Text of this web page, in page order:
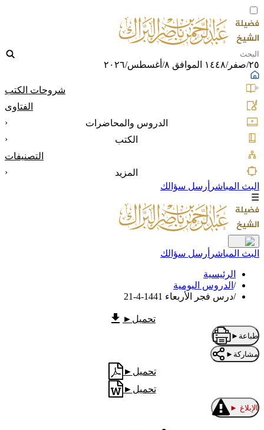
٢٥/صفر/١٤٤٨ الموافق ٨/أغسطس/٢٠٢٦
شروحات الكتب
الفتاوى
الدروس والمحاضرات
‹
الكتب
‹
التصنيفات
المزيد
‹
البث المباشر أرسل سؤالك
☰
البث المباشر أرسل سؤالك
الرئيسية
/ الدروس اليومية
/درس فجر الأربعاء 1441-4-21
تحميل ►
طباعة ►
مشاركة ►
تحميل ►
تحميل ►
الإبلاغ ►